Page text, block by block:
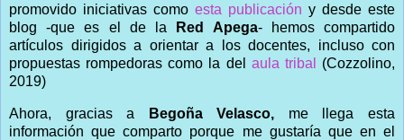
promovido iniciativas como esta publicación y desde este
blog -que es el de la
Red Apega- hemos compartido
artículos dirigidos a orientar a los docentes, incluso con
propuestas rompedoras como la del aula tribal
(Cozzolino,
2019)
Ahora, gracias a Begoña Velasco, me llega esta
información que comparto porque me gustaría que en el